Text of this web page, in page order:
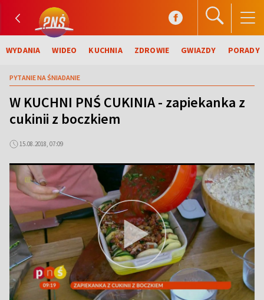
WYDANIA WIDEO KUCHNIA ZDROWIE GWIAZDY PORADY
PYTANIE NA ŚNIADANIE
W KUCHNI PNŚ CUKINIA - zapiekanka z
cukinii z boczkiem
15.08.2018, 07:09